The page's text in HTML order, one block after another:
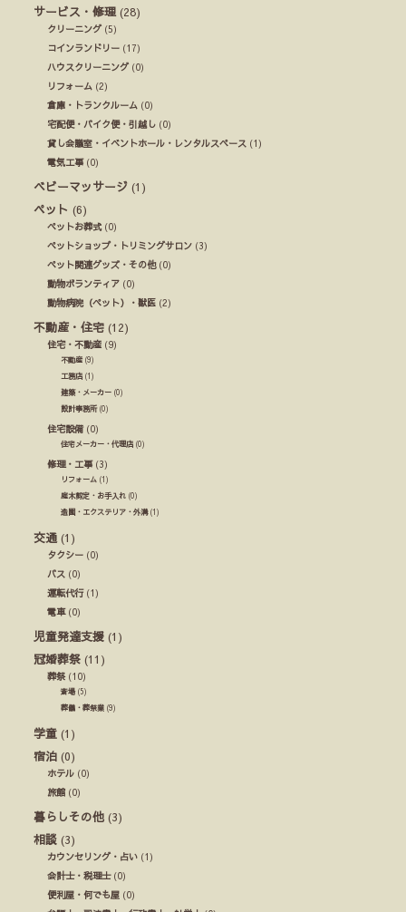
サービス・修理 (28)
クリーニング(5)
コインランドリー (17)
ハウスクリーニング(0)
リフォーム (2)
倉庫・トランクルーム (0)
宅配便・バイク便・引越し (0)
貸し会議室・イベントホール・レンタルスペース (1)
電気工事(0)
ベビーマッサージ (1)
ペット (6)
ペットお葬式(0)
ペットショップ・トリミングサロン (3)
ペット関連グッズ・その他(0)
動物ボランティア (0)
動物病院（ペット）・獣医 (2)
不動産・住宅 (12)
住宅・不動産 (9)
不動産 (9)
工務店 (1)
建築・メーカー (0)
設計事務所(0)
住宅設備(0)
住宅メーカー・代理店 (0)
修理・工事(3)
リフォーム (1)
庭木剪定・お手入れ (0)
造園・エクステリア・外溝(1)
交通 (1)
タクシー (0)
バス (0)
運転代行(1)
電車(0)
児童発達支援 (1)
冠婚葬祭 (11)
葬祭(10)
斎場(5)
葬儀・葬祭業 (9)
学童 (1)
宿泊 (0)
ホテル (0)
旅館 (0)
暮らしその他 (3)
相談 (3)
カウンセリング・占い (1)
会計士・税理士(0)
便利屋・何でも屋 (0)